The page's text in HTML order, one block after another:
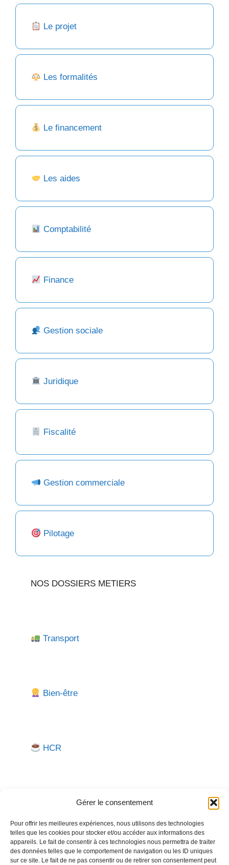
Gérer le consentement
Pour offrir les meilleures expériences, nous utilisons des technologies
telles que les cookies pour stocker et/ou accéder aux informations des
appareils. Le fait de consentir à ces technologies nous permettra de traiter
des données telles que le comportement de navigation ou les ID uniques
sur ce site. Le fait de ne pas consentir ou de retirer son consentement peut
Le projet
Les formalités
Le financement
Les aides
Comptabilité
Finance
Gestion sociale
Juridique
Fiscalité
Gestion commerciale
Pilotage
NOS DOSSIERS METIERS
Transport
Bien-être
HCR
Besoin d'aide pour créer ou gérer votre entreprise ?
Un expert vous répond.